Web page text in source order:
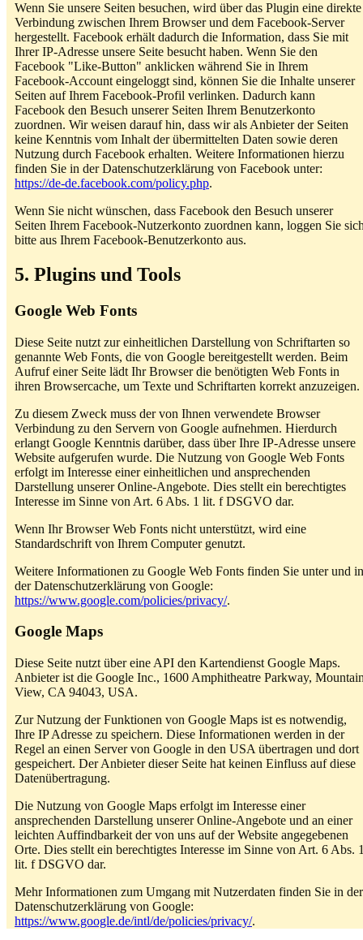
Wenn Sie unsere Seiten besuchen, wird über das Plugin eine direkte
Verbindung zwischen Ihrem Browser und dem Facebook-Server
hergestellt. Facebook erhält dadurch die Information, dass Sie mit
Ihrer IP-Adresse unsere Seite besucht haben. Wenn Sie den
Facebook "Like-Button" anklicken während Sie in Ihrem
Facebook-Account eingeloggt sind, können Sie die Inhalte unserer
Seiten auf Ihrem Facebook-Profil verlinken. Dadurch kann
Facebook den Besuch unserer Seiten Ihrem Benutzerkonto
zuordnen. Wir weisen darauf hin, dass wir als Anbieter der Seiten
keine Kenntnis vom Inhalt der übermittelten Daten sowie deren
Nutzung durch Facebook erhalten. Weitere Informationen hierzu
finden Sie in der Datenschutzerklärung von Facebook unter:
https://de-de.facebook.com/policy.php.
Wenn Sie nicht wünschen, dass Facebook den Besuch unserer
Seiten Ihrem Facebook-Nutzerkonto zuordnen kann, loggen Sie
bitte aus Ihrem Facebook-Benutzerkonto aus.
5. Plugins und Tools
Google Web Fonts
Diese Seite nutzt zur einheitlichen Darstellung von Schriftarten so
genannte Web Fonts, die von Google bereitgestellt werden. Beim
Aufruf einer Seite lädt Ihr Browser die benötigten Web Fonts in
ihren Browsercache, um Texte und Schriftarten korrekt anzuzeigen.
Zu diesem Zweck muss der von Ihnen verwendete Browser
Verbindung zu den Servern von Google aufnehmen. Hierdurch
erlangt Google Kenntnis darüber, dass über Ihre IP-Adresse unsere
Website aufgerufen wurde. Die Nutzung von Google Web Fonts
erfolgt im Interesse einer einheitlichen und ansprechenden
Darstellung unserer Online-Angebote. Dies stellt ein berechtigtes
Interesse im Sinne von Art. 6 Abs. 1 lit. f DSGVO dar.
Wenn Ihr Browser Web Fonts nicht unterstützt, wird eine
Standardschrift von Ihrem Computer genutzt.
Weitere Informationen zu Google Web Fonts finden Sie unter und in
der Datenschutzerklärung von Google:
https://www.google.com/policies/privacy/.
Google Maps
Diese Seite nutzt über eine API den Kartendienst Google Maps.
Anbieter ist die Google Inc., 1600 Amphitheatre Parkway,
View, CA 94043, USA.
Zur Nutzung der Funktionen von Google Maps ist es notwendig,
Ihre IP Adresse zu speichern. Diese Informationen werden in der
Regel an einen Server von Google in den USA übertragen und dort
gespeichert. Der Anbieter dieser Seite hat keinen Einfluss auf diese
Datenübertragung.
Die Nutzung von Google Maps erfolgt im Interesse einer
ansprechenden Darstellung unserer Online-Angebote und an einer
leichten Auffindbarkeit der von uns auf der Website angegebenen
Orte. Dies stellt ein berechtigtes Interesse im Sinne von Art. 6 Abs.
lit. f DSGVO dar.
Mehr Informationen zum Umgang mit Nutzerdaten finden Sie in der
Datenschutzerklärung von Google:
https://www.google.de/intl/de/policies/privacy/.